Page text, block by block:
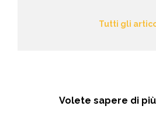
Tutti gli
Volete sapere di